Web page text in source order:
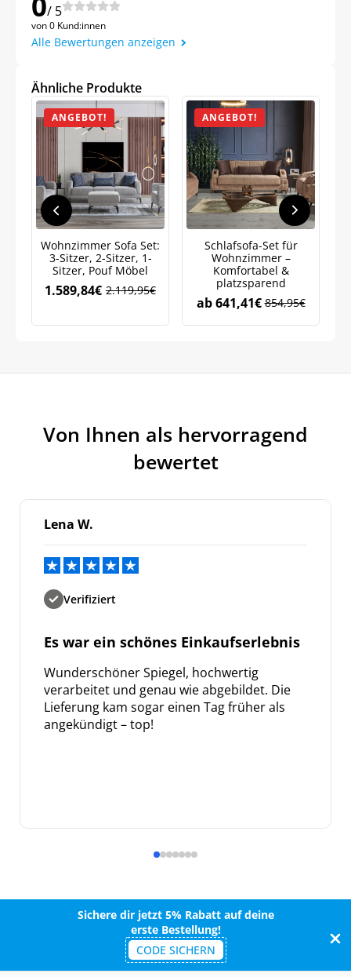
/ 5
von 0 Kund:innen
Alle Bewertungen anzeigen
Ähnliche Produkte
ANGEBOT!
Wohnzimmer Sofa Set:
3-Sitzer, 2-Sitzer, 1-
Sitzer, Pouf Möbel
2.119,95€
Ursprünglicher
war:
1.589,84€Aktueller
ist:
ANGEBOT!
Schlafsofa-Set für
Wohnzimmer –
Komfortabel &
platzsparend
ab 854,95€
641,41€
Von Ihnen als hervorragend
bewertet
Lena W.
Verifiziert
Es war ein schönes Einkaufserlebnis
Wunderschöner Spiegel, hochwertig
verarbeitet und genau wie abgebildet. Die
Lieferung kam sogar einen Tag früher als
angekündigt – top!
Sichere dir jetzt 5% Rabatt auf deine
erste Bestellung!
CODE SICHERN
Meinen Code senden
Weitere Informationen darüber, wie wir Ihre Daten für
Marketingkommunikation verarbeiten. Lesen Sie unsere
Datenschutzrichtlinie.